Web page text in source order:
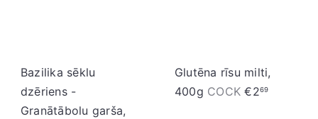
Bazilika sēklu
dzēriens -
Granātābolu garša,
Glutēna rīsu milti,
400g COCK€269